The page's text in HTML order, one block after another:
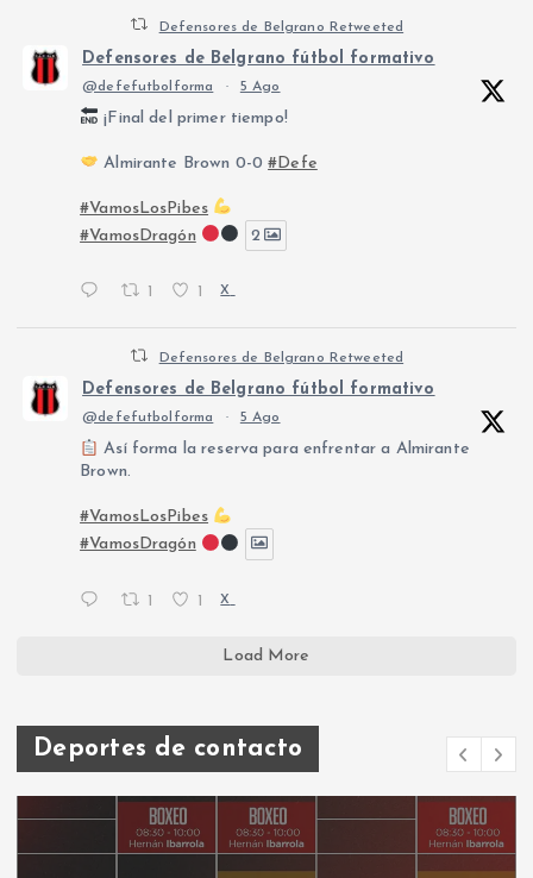
Defensores de Belgrano Retweeted
Defensores de Belgrano fútbol formativo
@defefutbolforma · 5 Ago
¡Final del primer tiempo!
Almirante Brown 0-0#Defe
#VamosLosPibes
#VamosDragón
2
X
Defensores de Belgrano Retweeted
Defensores de Belgrano fútbol formativo
@defefutbolforma · 5 Ago
Así forma la reserva para enfrentar a Almirante
Brown.
#VamosLosPibes
#VamosDragón
1 1 X
Load More
Deportes de contacto